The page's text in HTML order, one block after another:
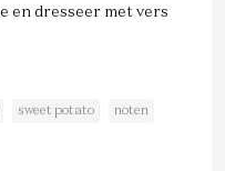
en dresseer met vers
sweet potato noten